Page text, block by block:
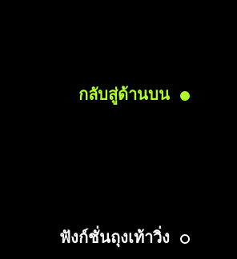
กลับสู่ด้านบน
ฟังก์ชั่นถุงเท้าวิ่ง